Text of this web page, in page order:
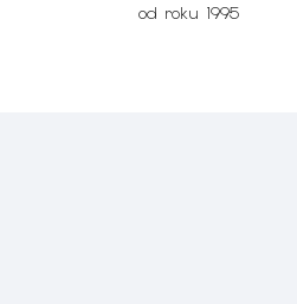
od roku 1995